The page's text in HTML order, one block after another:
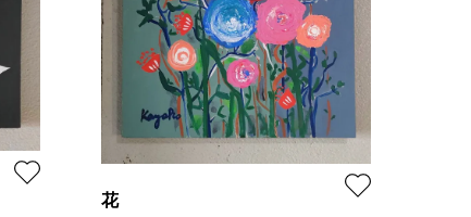
花